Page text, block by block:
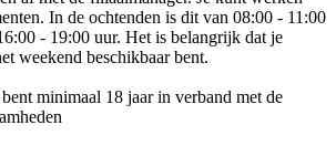
In de ochtenden is dit van 08:00 - 11:00
- 19:00 uur. Het is belangrijk dat je
weekend beschikbaar bent.
minimaal 18 jaar in verband met de